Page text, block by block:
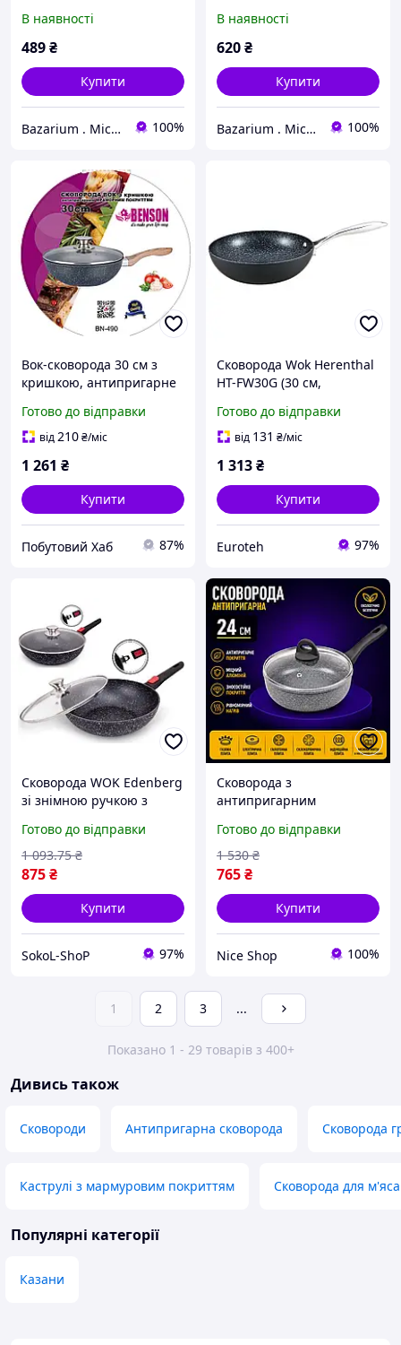
мармуровим покриттям
wok сковорода
В наявності
489₴
Купити
Bazarium . Місце, де є все 100%
мармуровим покриттям
wok сковорода
В наявності
620₴
Купити
Bazarium . Місце, де є все 100%
Вок-сковорода 30 см з
кришкою, антипригарне
ручка Soft Touch
Готово до відправки
від210₴/міс
1 261 ₴
Купити
Побутовий Хаб 87%
Сковорода Wok Herenthal
HT-FW30G (30 см,
покриття, литий
алюміній)
Готово до відправки
від 131 ₴/міс
1 313₴
Купити
Euroteh 97%
Сковорода WOK Edenberg
зі знімною ручкою з
антипригарним
покриттям 2.4л 28см вок
(EB-14112)
Готово до відправки
875₴
1 093.75 ₴
Купити
SokoL-ShoP 97%
Сковорода з
антипригарним
см, Сковорода для
смаження без олії,
глибокі сковорідки (494)
Готово до відправки
765₴
1 530 ₴
Купити
Nice Shop 100%
1 2 3 ...
Показано 1 - 29 товарів з 400+
Дивись також
Сковороди Антипригарна сковорода Сковорода
Каструлі з мармуровим покриттям Сковорода для м'яса
Популярні категорії
Казани